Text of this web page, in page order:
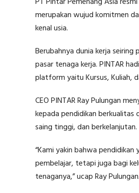
merupakan wujud komitmen
kenal usia.
Berubahnya dunia kerja
pasar tenaga kerja. PINTAR
platform yaitu Kursus, Kuliah,
CEO PINTAR Ray Pulungan
kepada pendidikan berkualitas
saing tinggi, dan berkelanjutan.
“Kami yakin bahwa
pembelajar, tetapi juga bagi
tenaganya,” ucap Ray Pulungan.